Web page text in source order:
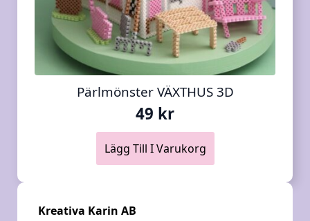
Pärlmönster VÄXTHUS 3D
49 kr
Lägg Till I Varukorg
Kreativa Karin AB